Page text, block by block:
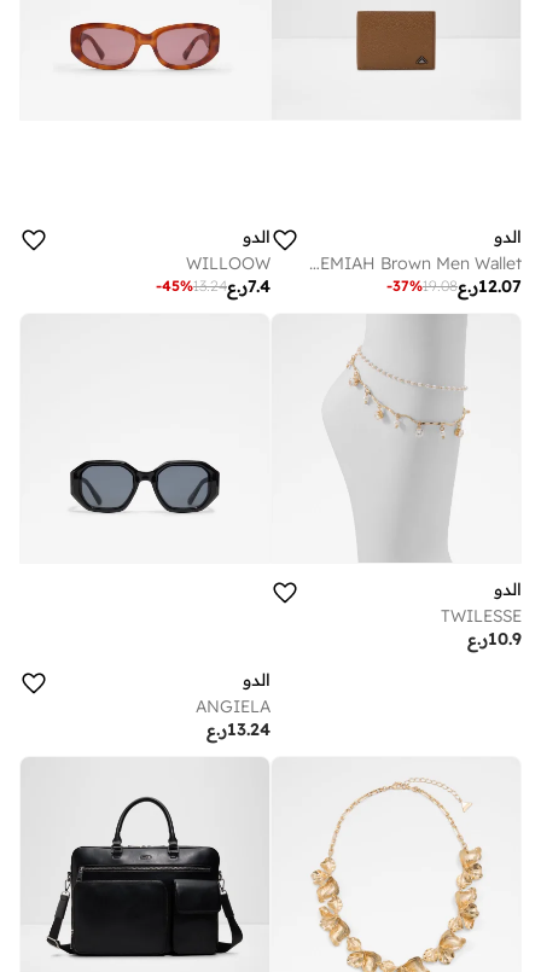
الدو
JEREMIAH Brown Men Wallet
ر.ع12.07
19.08
-37%
الدو
WILLOOW
ر.ع7.4
13.24
-45%
الدو
TWILESSE
ر.ع10.9
الدو
ANGIELA
ر.ع13.24